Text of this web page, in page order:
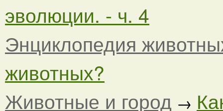
эволюции. - ч. 4
Энциклопедия
животных?
Животные и город →